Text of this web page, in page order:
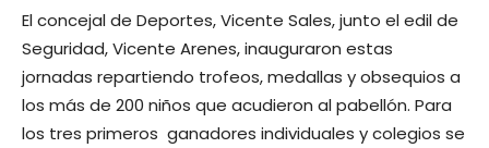
El concejal de Deportes, Vicente Sales, junto el edil de
Seguridad, Vicente Arenes, inauguraron estas
jornadas repartiendo trofeos, medallas y obsequios a
los más de 200 niños que acudieron al pabellón. Para
los tres primeros ganadores individuales y colegios se